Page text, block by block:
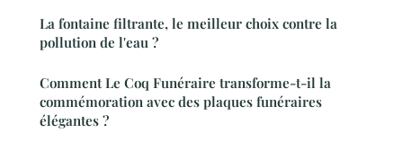
La fontaine filtrante, le meilleur choix contre la
pollution de l'eau ?
Comment Le Coq Funéraire transforme-t-il la
commémoration avec des plaques funéraires
élégantes ?